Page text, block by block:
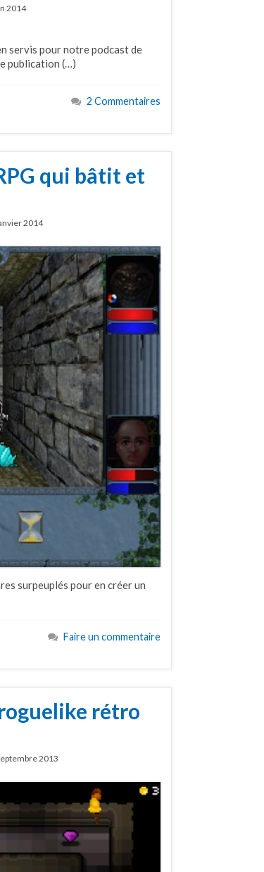
2014
servis pour notre podcast de
publication (…)
2 Commentaires
qui bâtit et
2014
surpeuplés pour en créer un
Faire un commentaire
rétro
2013